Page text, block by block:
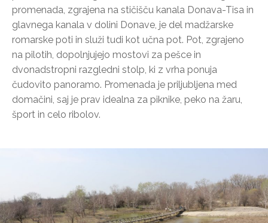
promenada, zgrajena na stičišču kanala Donava-Tisa in
glavnega kanala v dolini Donave, je del madžarske
romarske poti in služi tudi kot učna pot. Pot, zgrajeno
na pilotih, dopolnjujejo mostovi za pešce in
dvonadstropni razgledni stolp, ki z vrha ponuja
čudovito panoramo. Promenada je priljubljena med
domačini, saj je prav idealna za piknike, peko na žaru,
šport in celo ribolov.